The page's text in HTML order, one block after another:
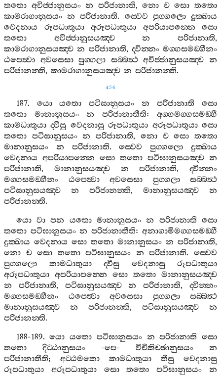
තතො අවිජ‍්ජානුසයං න පරිජානාති,නො ච සො තතො
කාමරාගානුසයං න පරිජානාති. ස‍්වෙව පුග‍්ගලො දුක‍්ඛාය
වෙදනාය
රූපධාතුයා අරූපධාතුයා අපරියාපන‍්නෙ
සො
තතො
අවිජ‍්ජානුසයඤ‍්ච න පරිජානාති,
කාමරාගානුසයඤ‍්ච න පරිජානාති, ද‍්වින‍්නං මග‍්ගසමඞ‍්ගීනං
ඨපෙත්‍වා අවසෙසා පුග‍්ගලා සබ‍්බත්‍ථ අවිජ‍්ජානුසයඤ‍්ච න
පරිජානන‍්ති, කාමරාගානුසයඤ‍්ච න පරිජානන‍්ති.
456
187. යො යතො පටිඝානුසයං න පරිජානාති
සො
තතො
මානානුසයං න පරිජානාතීති: අග‍්ගමග‍්ගසමඞ‍්ගී
කාමධාතුයා ද‍්වීසු වෙදනාසු රූපධාතුයා අරූපධාතුයා සො
තතො පටිඝානුසයං න පරිජානාති, නො ච සො තතො
මානානුසයං
න පරිජානාති.ස‍්වෙව පුග‍්ගලො
දුක‍්ඛාය
වෙදනාය අපරියාපන‍්නෙ සො තතො පටිඝානුසයඤ‍්ච න
පරිජානාති, මානානුසයඤ‍්ච න පරිජානාති, ද‍්වින‍්නං
මග‍්ගසමඞ‍්ගීනං
ඨපෙත්‍වා අවසෙසා පුග‍්ගලා
සබ‍්බත්‍ථ
පටිඝානුසයඤ‍්ච
න පරිජානන‍්ති, මානානුසයඤ‍්ච
න
පරිජානන‍්ති.
යො වා පන යතො මානානුසයං න පරිජානාති සො
තතො පටිඝානුසයං න පරිජානාතීති: අනාගාමිමග‍්ගසමඞ‍්ගී
දුක‍්ඛාය වෙදනාය සො තතො මානානුසයං න පරිජානාති,
නො ච සො තතො පටිඝානුසයං න පරිජානාති.ස‍්වෙව
පුග‍්ගලො
කාමධාතුයා ද‍්වීසු වෙදනාසු
රූපධාතුයා
අරූපධාතුයා අපරියාපන‍්නෙ සො තතො මානානුසයඤ‍්ච
න
පරිජානාති, පටිඝානුසයඤ‍්ච න පරිජානාති,ද‍්වින‍්නං
මග‍්ගසමඞ‍්ගීනං
ඨපෙත්‍වා අවසෙසා පුග‍්ගලා
සබ‍්බත්‍ථ
මානානුසයඤ‍්ච
න පරිජානන‍්ති, පටිඝානුසයඤ‍්ච
න
පරිජානන‍්ති.
188-189.යො යතො පටිඝානුසයං න පරිජානාති සො
තතො
දිට‍්ඨානුසයං -පෙ- විචිකිච‍්ඡානුසයං
න
පරිජානාතීති; අට‍්ඨමකො කාමධාතුයා තීසු
වෙදනාසු
රූපධාතුයා
අරූපධාතුයා සො තතො පටිඝානුසයං
න